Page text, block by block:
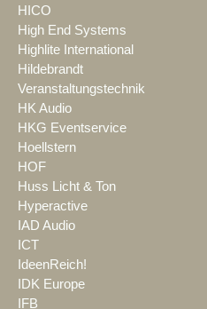
HICO
High End Systems
Highlite International
Hildebrandt
Veranstaltungstechnik
HK Audio
HKG Eventservice
Hoellstern
HOF
Huss Licht & Ton
Hyperactive
IAD Audio
ICT
IdeenReich!
IDK Europe
IFB